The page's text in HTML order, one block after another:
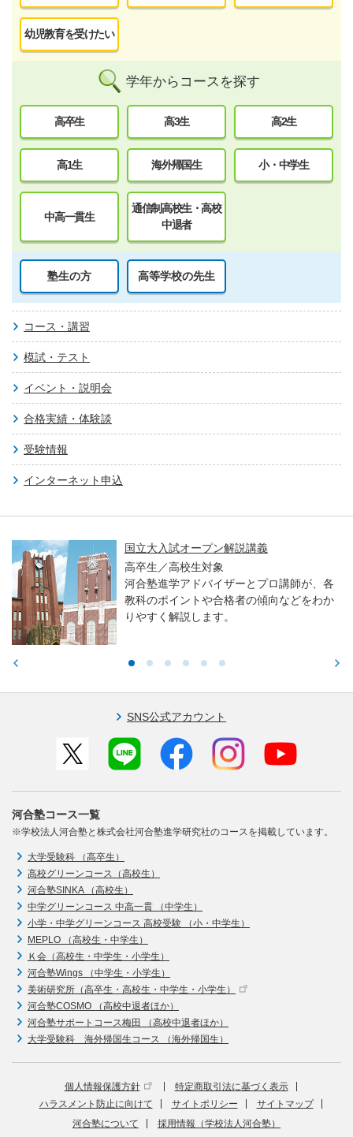
幼児教育を受けたい
学年からコースを探す
高卒生 高3生 高2生
高1生 海外帰国生 小・中学生
中高一貫生
通信制高校生・高校
中退者
塾生の方 高等学校の先生
コース・講習
模試・テスト
イベント・説明会
合格実績・体験談
受験情報
インターネット申込
国立大入試オープン解説講義
高卒生／高校生対象
河合塾進学アドバイザーとプロ講師が、各
教科のポイントや合格者の傾向などをわか
りやすく解説します。
SNS公式アカウント
河合塾コース一覧
※学校法人河合塾と株式会社河合塾進学研究社のコースを掲載しています。
大学受験科 （高卒生）
高校グリーンコース（高校生）
河合塾SINKA （高校生）
中学グリーンコース 中高一貫 （中学生）
小学・中学グリーンコース 高校受験 （小・中学生）
MEPLO （高校生・中学生）
Ｋ会（高校生・中学生・小学生）
河合塾Wings （中学生・小学生）
美術研究所（高卒生・高校生・中学生・小学生）
河合塾COSMO （高校中退者ほか）
河合塾サポートコース梅田 （高校中退者ほか）
大学受験科 海外帰国生コース （海外帰国生）
個人情報保護方針
特定商取引法に基づく表示
ハラスメント防止に向けて
サイトポリシー
サイトマップ
河合塾について
採用情報（学校法人河合塾）